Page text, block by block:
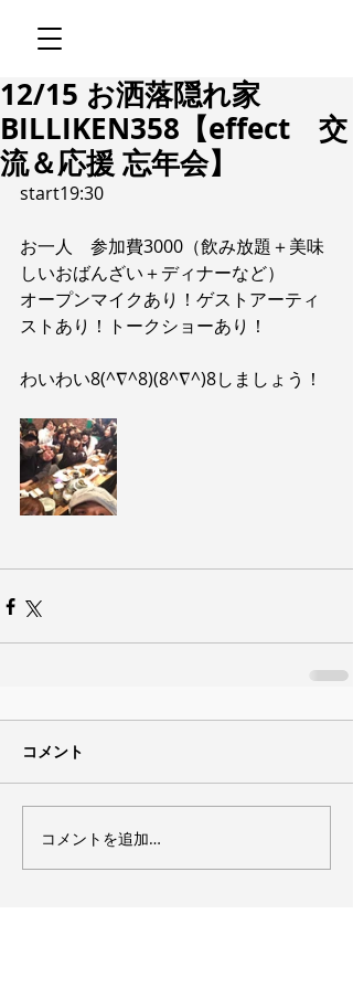
12/15 お洒落隠れ家
BILLIKEN358【effect 交
流＆応援 忘年会】
start19:30
お一人　参加費3000（飲み放題＋美味
しいおばんざい＋ディナーなど）
オープンマイクあり！ゲストアーティ
ストあり！トークショーあり！
わいわい8(^∇^8)(8^∇^)8しましょう！
コメント
コメントを追加…